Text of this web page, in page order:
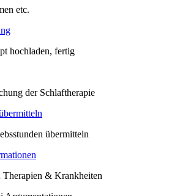
etc.
hochladen, fertig
der Schlaftherapie
übermitteln
Therapien & Krankheiten